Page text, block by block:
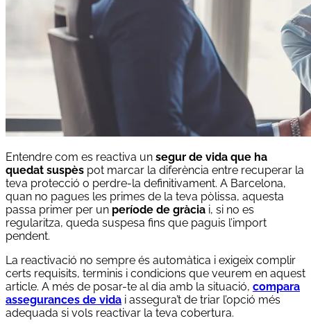
Entendre com es reactiva un segur de vida que ha
quedat suspès pot marcar la diferència entre recuperar la
teva protecció o perdre-la definitivament. A Barcelona,
quan no pagues les primes de la teva pòlissa, aquesta
passa primer per un període de gràcia i, si no es
regularitza, queda suspesa fins que paguis l’import
pendent.
La reactivació no sempre és automàtica i exigeix complir
certs requisits, terminis i condicions que veurem en aquest
article. A més de posar-te al dia amb la situació, compara
assegurances de vida i assegura’t de triar l’opció més
adequada si vols reactivar la teva cobertura.